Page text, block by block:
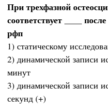
При трехфазной
соответствует ____
рфп
1) статическому
2) динамической записи
минут
3) динамической записи
секунд (+)